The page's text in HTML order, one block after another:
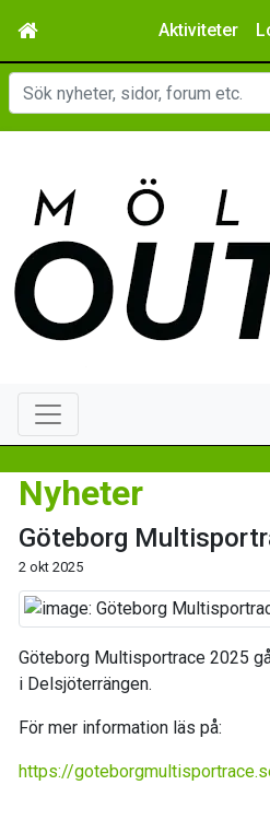
Aktiviteter
Nyheter
Göteborg
2 okt 2025
Göteborg Multisportrace 2025
i Delsjöterrängen.
För mer information läs på:
https://